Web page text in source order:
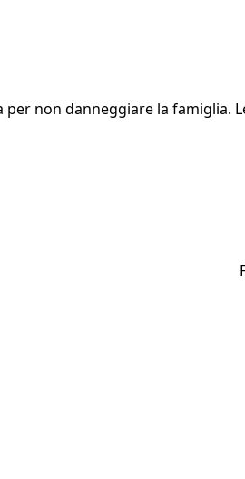
non danneggiare la famiglia.